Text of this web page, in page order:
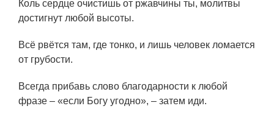
Коль сердце очистишь от ржавчины ты, молитвы
достигнут любой высоты.
Всё рвётся там, где тонко, и лишь человек ломается
от грубости.
Всегда прибавь слово благодарности к любой
фразе – «если Богу угодно», – затем иди.